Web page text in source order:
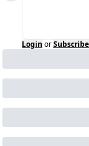
Login orSubscribe